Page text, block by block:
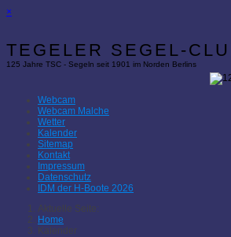
×
TEGELER SEGEL-
125 Jahre TSC - Segeln seit 1901 im Norden Berlins
Webcam
Webcam Malche
Wetter
Kalender
Sitemap
Kontakt
Impressum
Datenschutz
IDM der H-Boote 2026
Aktuelle Seite:
Home
Kalender